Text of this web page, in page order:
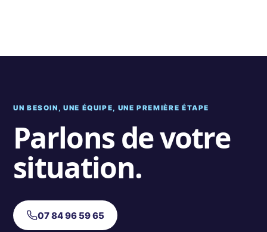
UN BESOIN, UNE ÉQUIPE, UNE PREMIÈRE ÉTAPE
Parlons de votre
situation.
07 84 96 59 65